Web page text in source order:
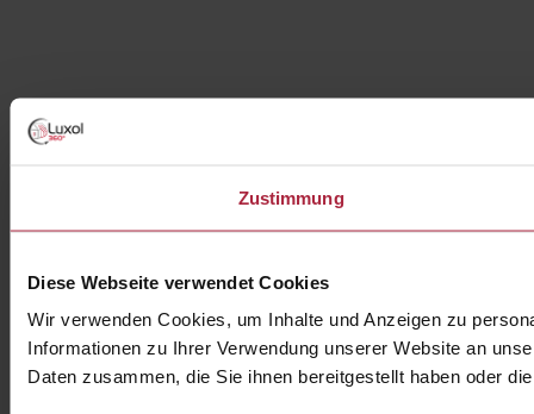
Zustimmung
Diese Webseite verwendet Cookies
Wir verwenden Cookies, um Inhalte und Anzeigen zu
Informationen zu Ihrer Verwendung unserer Website an
Daten zusammen, die Sie ihnen bereitgestellt haben oder